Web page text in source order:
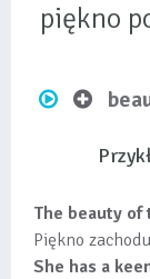
piękno
The beauty of
Piękno
She has a